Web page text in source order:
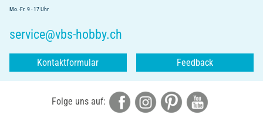
Mo.-Fr. 9 - 17 Uhr
service@vbs-hobby.ch
Kontaktformular Feedback
Folge uns auf: